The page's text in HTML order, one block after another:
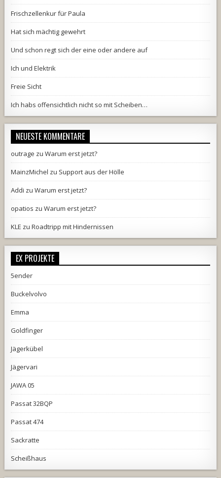
Frischzellenkur für Paula
Hat sich mächtig gewehrt
Und schon regt sich der eine oder andere auf
Ich und Elektrik
Freie Sicht
Ich habs offensichtlich nicht so mit Scheiben…
NEUESTE KOMMENTARE
outrage zuWarum erst jetzt?
MainzMichel zu Support aus der Hölle
Addi zuWarum erst jetzt?
opatios zuWarum erst jetzt?
KLE zuRoadtripp mit Hindernissen
EX PROJEKTE
5ender
Buckelvolvo
Emma
Goldfinger
Jägerkübel
Jägervari
JAWA 05
Passat 32BQP
Passat 474
Sackratte
Scheißhaus